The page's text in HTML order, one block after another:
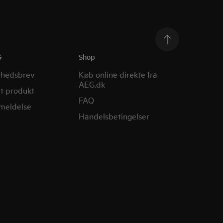
produkt
Shop
Køb online direkte fra
AEG.dk
FAQ
Handelsbetingelser